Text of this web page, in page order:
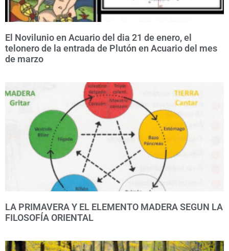
El Novilunio en Acuario del dia 21 de enero, el
telonero de la entrada de Plutón en Acuario del mes
de marzo
LA PRIMAVERA Y EL ELEMENTO MADERA SEGUN LA
FILOSOFÍA ORIENTAL